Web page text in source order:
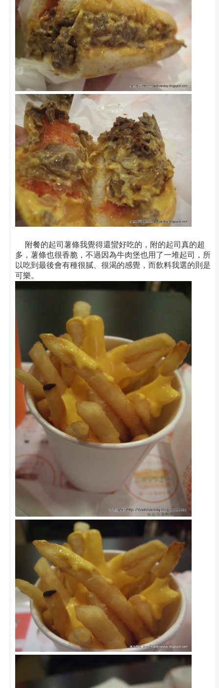
附餐的起司薯條我覺得還蠻好吃的，附的起司真的超
多，薯條也很香脆，不過因為牛肉堡也用了一堆起司，所
以吃到最後會有種很膩、很渴的感覺，而飲料我選的則是
可樂。